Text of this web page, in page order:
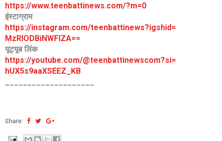
https://www.teenbattinews.com/?m=0
इंस्टाग्राम
https://instagram.com/teenbattinews?igshid=
MzRlODBiNWFlZA==
यूट्यूब लिंक
https://youtube.com/@teenbattinewscom?si=
hUX5s9aaXSEEZ_KB
Share: